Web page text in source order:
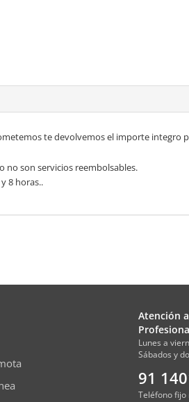
te devolvemos el importe integro
no son servicios reembolsables.
8 horas..
Atención
Lunes a
Sábados y
91
Teléfono fijo